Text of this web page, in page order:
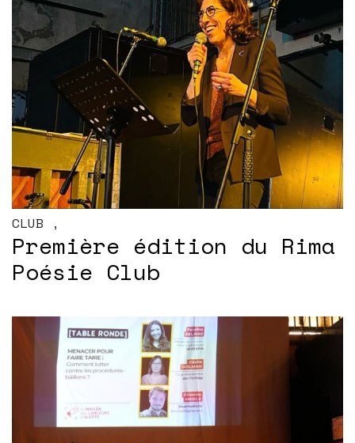
CLUB ,
Première édition du Rima
Poésie Club